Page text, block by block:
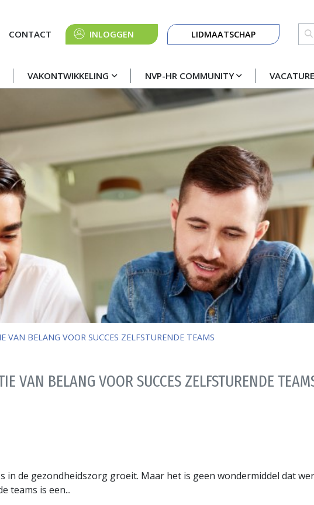
VAKONTWIKKELING NVP-HR COMMUNITY
CONTACT INLOGGEN
Knop
navigatie
LIDMAATSCHAP
VAN BELANG VOOR SUCCES ZELFSTURENDE TEAMS
VAN BELANG VOOR SUCCES ZELFSTURENDE
in de gezondheidszorg groeit. Maar het is geen wondermiddel dat
teams is een...